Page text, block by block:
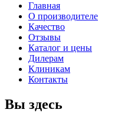
Главная
О производителе
Качество
Отзывы
Каталог и цены
Дилерам
Клиникам
Контакты
Вы здесь